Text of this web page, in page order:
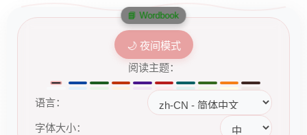
🌙 夜间模式
阅读主题：
语言：
字体大小：
📘 Wordbook